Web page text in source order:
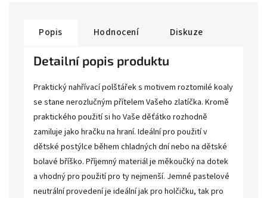
Popis Hodnocení Diskuze
Detailní popis produktu
Praktický nahřívací polštářek s motivem roztomilé koaly
se stane nerozlučným přítelem Vašeho zlatíčka. Kromě
praktického použití si ho Vaše děťátko rozhodně
zamiluje jako hračku na hraní. Ideální pro použití v
dětské postýlce během chladných dní nebo na dětské
bolavé bříško. Příjemný materiál je měkoučký na dotek
a vhodný pro použití pro ty nejmenší. Jemné pastelové
neutrální provedení je ideální jak pro holčičku, tak pro